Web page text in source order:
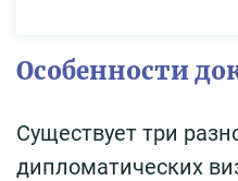
Особенности
Существует три
дипломатических